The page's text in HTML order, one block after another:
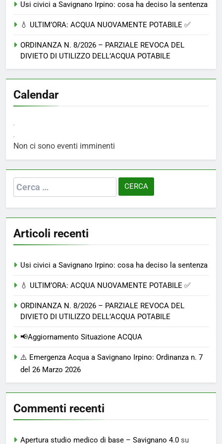
Usi civici a Savignano Irpino: cosa ha deciso la sentenza
💧 ULTIM’ORA: ACQUA NUOVAMENTE POTABILE ✅
ORDINANZA N. 8/2026 – PARZIALE REVOCA DEL
DIVIETO DI UTILIZZO DELL’ACQUA POTABILE
Calendar
Non ci sono eventi imminenti
Ricerca
per:
Articoli recenti
Usi civici a Savignano Irpino: cosa ha deciso la sentenza
💧 ULTIM’ORA: ACQUA NUOVAMENTE POTABILE ✅
ORDINANZA N. 8/2026 – PARZIALE REVOCA DEL
DIVIETO DI UTILIZZO DELL’ACQUA POTABILE
📢Aggiornamento Situazione ACQUA
⚠️ Emergenza Acqua a Savignano Irpino: Ordinanza n. 7
del 26 Marzo 2026
Commenti recenti
Apertura studio medico di base – Savignano 4.0 su